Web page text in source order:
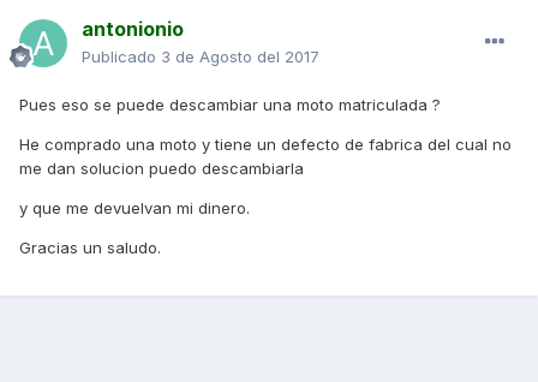
antonionio
Publicado 3 de Agosto del 2017
Pues eso se puede descambiar una moto matriculada ?
He comprado una moto y tiene un defecto de fabrica del cual no
me dan solucion puedo descambiarla
y que me devuelvan mi dinero.
Gracias un saludo.